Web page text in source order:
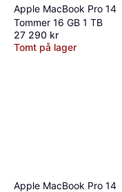
Apple MacBook Pro 14
Tommer 16 GB 1 TB
27 290 kr
Tomt på lager
Apple MacBook Pro 14